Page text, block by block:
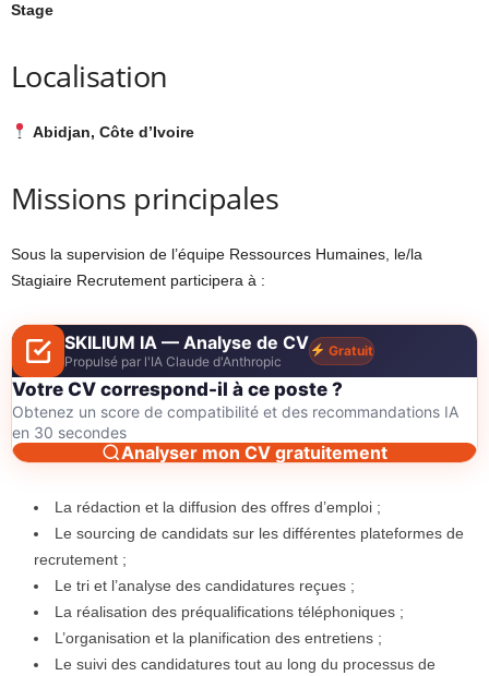
Stage
Localisation
Abidjan, Côte d’Ivoire
Missions principales
Sous la supervision de l’équipe Ressources Humaines, le/la
Stagiaire Recrutement participera à :
SKILIUM IA — Analyse de CV
Propulsé par l'IA Claude d'Anthropic
Gratuit
Votre CV correspond-il à ce poste ?
Obtenez un score de compatibilité et des recommandations IA
en 30 secondes
Analyser mon CV gratuitement
La rédaction et la diffusion des offres d’emploi ;
Le sourcing de candidats sur les différentes plateformes de
recrutement ;
Le tri et l’analyse des candidatures reçues ;
La réalisation des préqualifications téléphoniques ;
L’organisation et la planification des entretiens ;
Le suivi des candidatures tout au long du processus de